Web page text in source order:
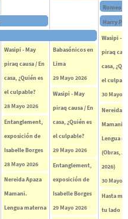
Romeo y
Harry
Wasipi -
piraq
casa,
el
30 Mayo
Nereida
Mamani.
Lengua
(Obras,
2026)
30 Mayo
Hasta
tu lado
Wasipi - May
piraq causa / En
casa, ¿Quién es
el culpable?
28 Mayo 2026
Entanglement,
exposición de
Isabelle Borges
28 Mayo 2026
Nereida Apaza
Mamani.
Lengua materna
Babasónicos en
Lima
29 Mayo 2026
Wasipi - May
piraq causa / En
casa, ¿Quién es
el culpable?
29 Mayo 2026
Entanglement,
exposición de
Isabelle Borges
29 Mayo 2026